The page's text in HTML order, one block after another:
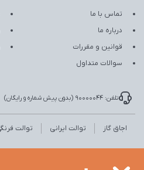
تماس با ما
درباره ما
قوانین و مقررات
سوالات متداول
تلفن: 90000044 (بدون پیش شماره و رایگان)
اجاق گاز توالت ایرانی توالت